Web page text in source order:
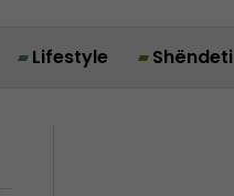
Lifestyle Shëndeti